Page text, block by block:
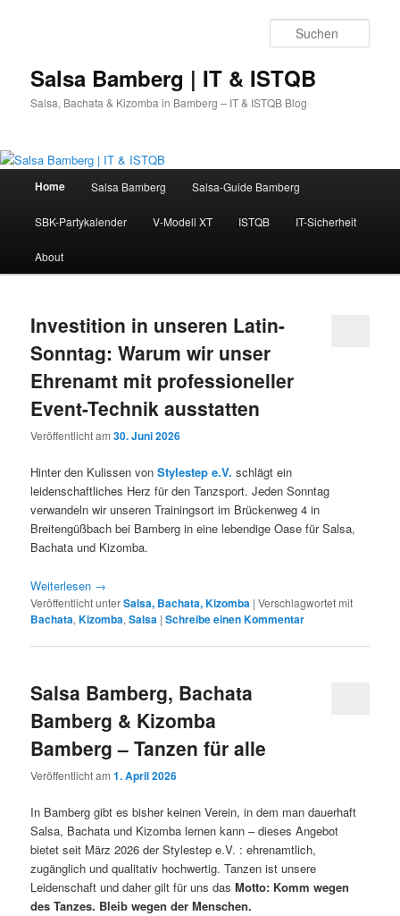
Salsa Bamberg | IT & ISTQB
Salsa, Bachata & Kizomba in Bamberg – IT & ISTQB Blog
HauptmenüHome Salsa Bamberg Salsa-Guide Bamberg
SBK-Partykalender V-Modell XT ISTQB IT-Sicherheit
About
Investition in unseren Latin-
Sonntag: Warum wir unser
Ehrenamt mit professioneller
Event-Technik ausstatten
Veröffentlicht am30. Juni 2026
Hinter den Kulissen vonStylestep e.V. schlägt ein
leidenschaftliches Herz für den Tanzsport. Jeden Sonntag
verwandeln wir unseren Trainingsort im Brückenweg 4 in
Breitengüßbach bei Bamberg in eine lebendige Oase für Salsa,
Bachata und Kizomba.
Weiterlesen →
Veröffentlicht unterSalsa, Bachata, Kizomba |Verschlagwortet mit
Bachata,Kizomba,Salsa |Schreibe einen Kommentar
Salsa Bamberg, Bachata
Bamberg & Kizomba
Bamberg – Tanzen für alle
Veröffentlicht am1. April 2026
In Bamberg gibt es bisher keinen Verein, in dem man dauerhaft
Salsa, Bachata und Kizomba lernen kann – dieses Angebot
bietet seit März 2026 der Stylestep e.V. : ehrenamtlich,
zugänglich und qualitativ hochwertig. Tanzen ist unsere
Leidenschaft und daher gilt für uns dasMotto: Komm wegen
des Tanzes. Bleib wegen der Menschen.